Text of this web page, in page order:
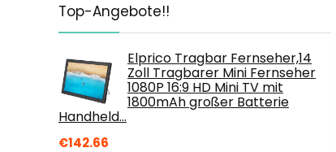
Top-Angebote!!
Elprico Tragbar Fernseher,14
Zoll Tragbarer Mini Fernseher
1080P 16:9 HD Mini TV mit
1800mAh großer Batterie
Handheld…
€142.66